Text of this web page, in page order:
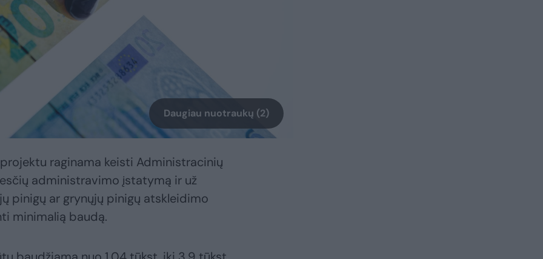
Daugiau nuotraukų (2)
raginama keisti Administracinių
administravimo įstatymą ir už
pinigų ar grynųjų pinigų atskleidimo
minimalią baudą.